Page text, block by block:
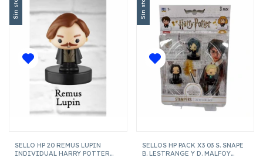
SELLO HP 20 REMUS LUPIN
INDIVIDUAL HARRY POTTER
SELLOS HP PACK X3 03 S. SNAPE
B. LESTRANGE Y D. MALFOY